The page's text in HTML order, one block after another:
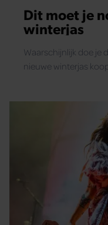
Dit moet je
winterjas
Waarschijnlijk doe je
nieuwe winterjas